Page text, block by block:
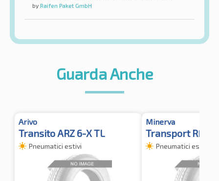
by Raifen Paket GmbH
Guarda Anche
Arivo
Transito ARZ 6-X TL
Pneumatici estivi
Minerva
Transport RF19
Pneumatici estivi